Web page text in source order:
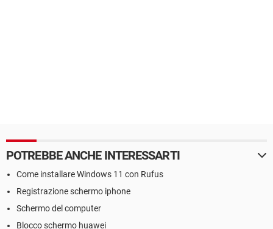
POTREBBE ANCHE INTERESSARTI
Come installare Windows 11 con Rufus
Registrazione schermo iphone
Schermo del computer
Blocco schermo huawei